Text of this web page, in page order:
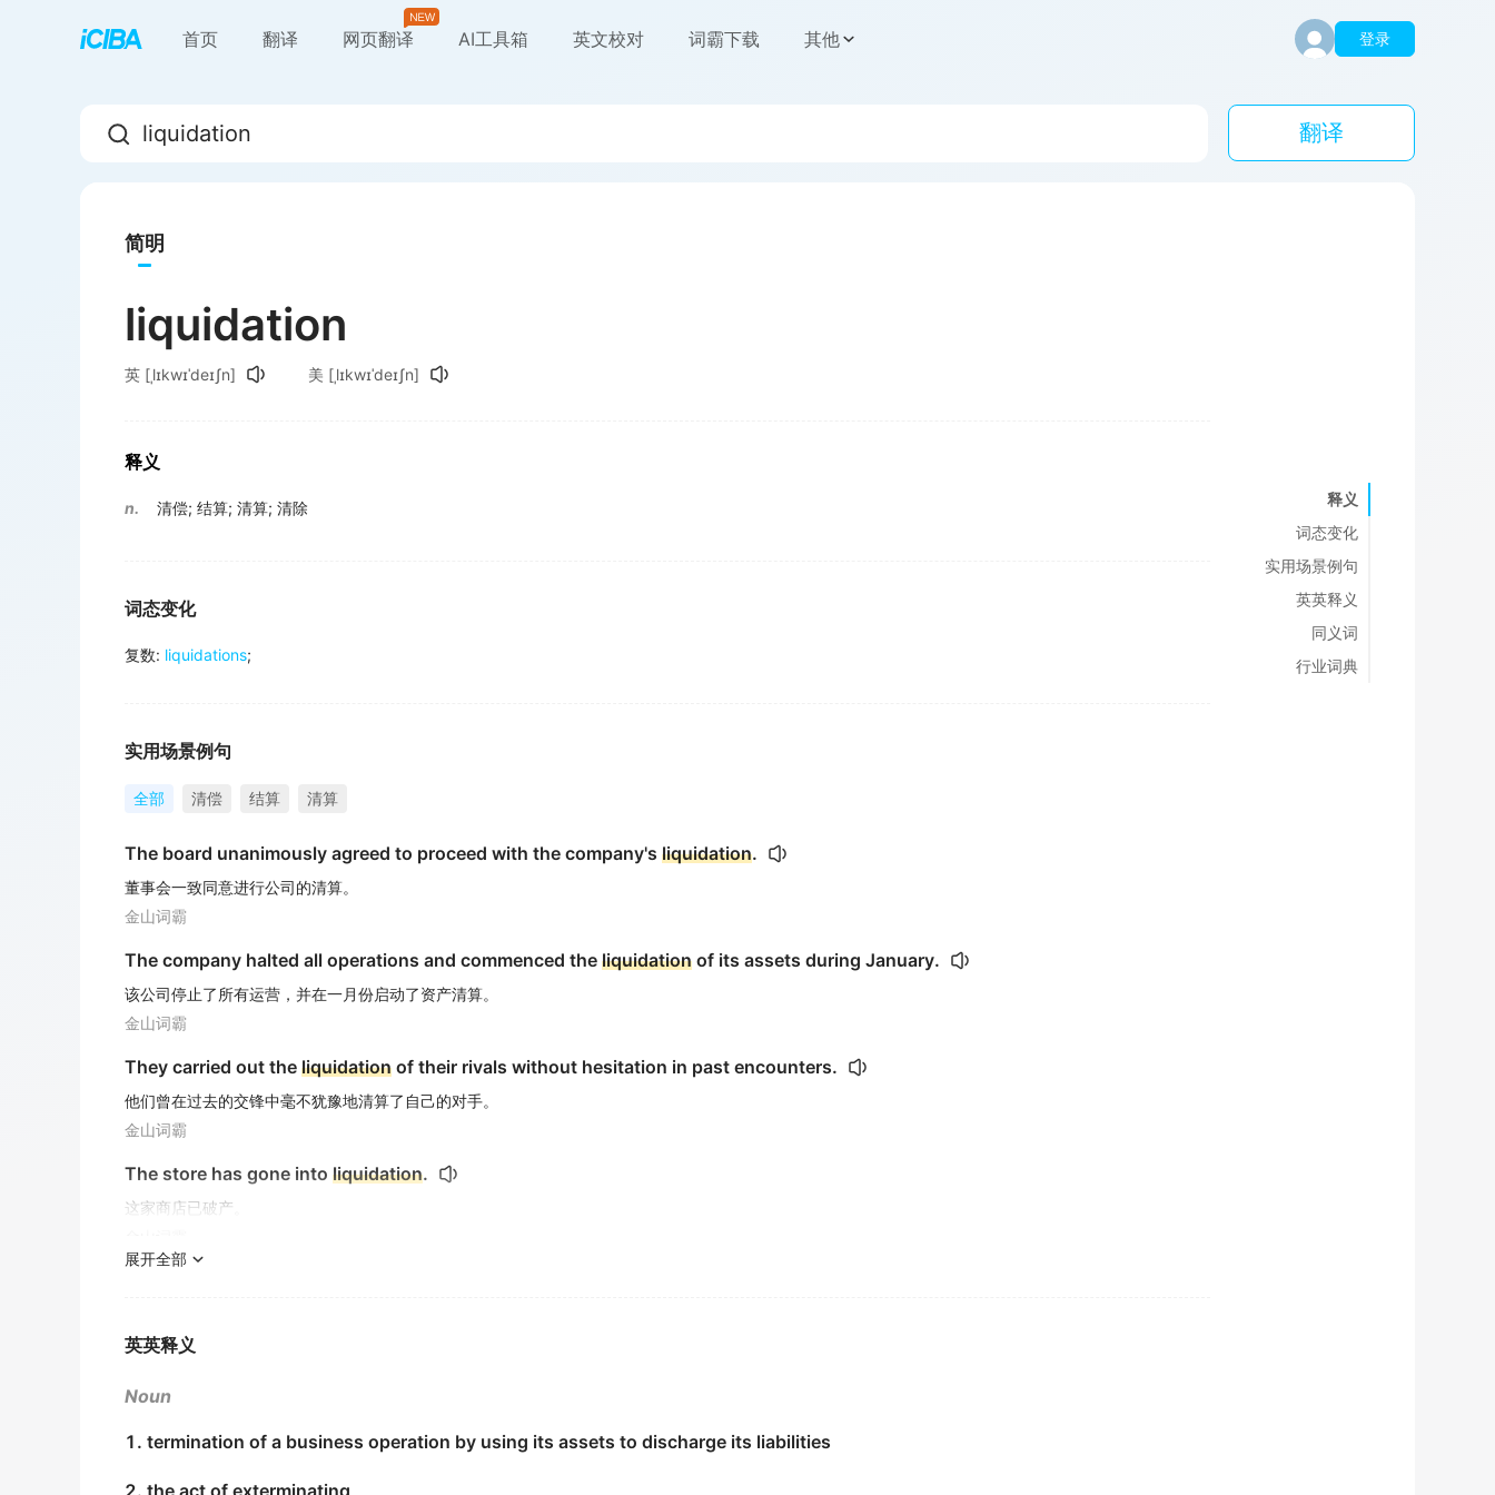
首页 翻译 网页翻译 AI工具箱 英文校对 词霸下载 其他 登录
翻译
简明
liquidation
英 [ˌlɪkwɪˈdeɪʃn] 美 [ˌlɪkwɪˈdeɪʃn]
释义
n. 清偿; 结算; 清算; 清除
词态变化
复数: liquidations;
实用场景例句
全部 清偿 结算 清算
The board unanimously agreed to proceed with the company's liquidation.
董事会一致同意进行公司的清算。
金山词霸
The company halted all operations and commenced the liquidation of its assets during January.
该公司停止了所有运营，并在一月份启动了资产清算。
金山词霸
They carried out the liquidation of their rivals without hesitation in past encounters.
他们曾在过去的交锋中毫不犹豫地清算了自己的对手。
金山词霸
The store has gone into liquidation.
这家商店已破产。
金山词霸
Chapter three strengthens creditor interest protection and perfects corporation
期刊摘选
展开全部
英英释义
Noun
1. termination of a business operation by using its assets to discharge its liabilities
2. the act of exterminating
释义
词态变化
实用场景例句
英英释义
同义词
行业词典